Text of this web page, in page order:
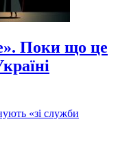
Поки що це
«зі служби